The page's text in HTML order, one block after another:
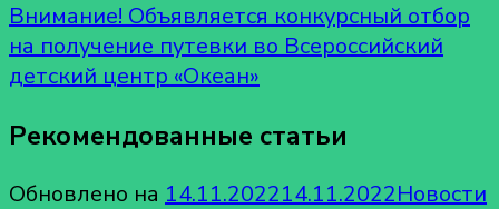
Внимание! Объявляется конкурсный отбор
на получение путевки во Всероссийский
детский центр «Океан»
Рекомендованные статьи
Обновлено на 14.11.202214.11.2022Новости